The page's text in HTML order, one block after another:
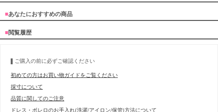
■あなたにおすすめの商品
■閲覧履歴
ご購入の前に必ずご確認ください
初めての方はお買い物ガイドをご覧ください
採寸について
品質に関してのご注意
ドレス・ボレロのお手入れ(洗濯/アイロン/保管)方法について